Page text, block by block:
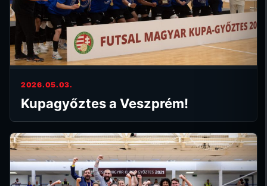
2026.05.03.
Kupagyőztes a Veszprém!